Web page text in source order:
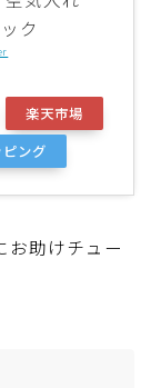
ク
楽天市場
ング
お助けチュー